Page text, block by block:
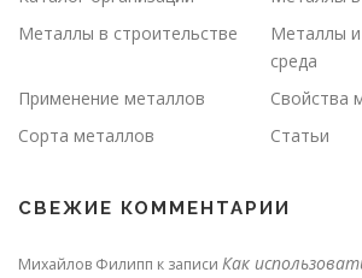
Металлы в строительстве
Металлы
среда
Применение металлов
Свойства
Сорта металлов
Статьи
СВЕЖИЕ КОММЕНТАРИИ
Михайлов Филипп к записи Как